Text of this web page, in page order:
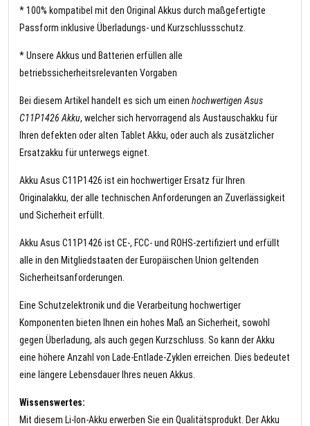
* 100% kompatibel mit den Original Akkus durch maßgefertigte
Passform inklusive Überladungs- und Kurzschlussschutz.
* Unsere Akkus und Batterien erfüllen alle
betriebssicherheitsrelevanten Vorgaben
Bei diesem Artikel handelt es sich um einen hochwertigen Asus
C11P1426 Akku, welcher sich hervorragend als Austauschakku für
Ihren defekten oder alten Tablet Akku, oder auch als zusätzlicher
Ersatzakku für unterwegs eignet.
Akku Asus C11P1426 ist ein hochwertiger Ersatz für Ihren
Originalakku, der alle technischen Anforderungen an Zuverlässigkeit
und Sicherheit erfüllt.
Akku Asus C11P1426 ist CE-, FCC- und ROHS-zertifiziert und erfüllt
alle in den Mitgliedstaaten der Europäischen Union geltenden
Sicherheitsanforderungen.
Eine Schutzelektronik und die Verarbeitung hochwertiger
Komponenten bieten Ihnen ein hohes Maß an Sicherheit, sowohl
gegen Überladung, als auch gegen Kurzschluss. So kann der Akku
eine höhere Anzahl von Lade-Entlade-Zyklen erreichen. Dies bedeutet
eine längere Lebensdauer Ihres neuen Akkus.
Wissenswertes:
Mit diesem Li-Ion-Akku erwerben Sie ein Qualitätsprodukt. Der Akku